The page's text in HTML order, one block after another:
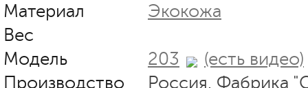
Материал
Экокожа
Вес
Модель
203
(есть видео)
Производство
Россия. Фабрика